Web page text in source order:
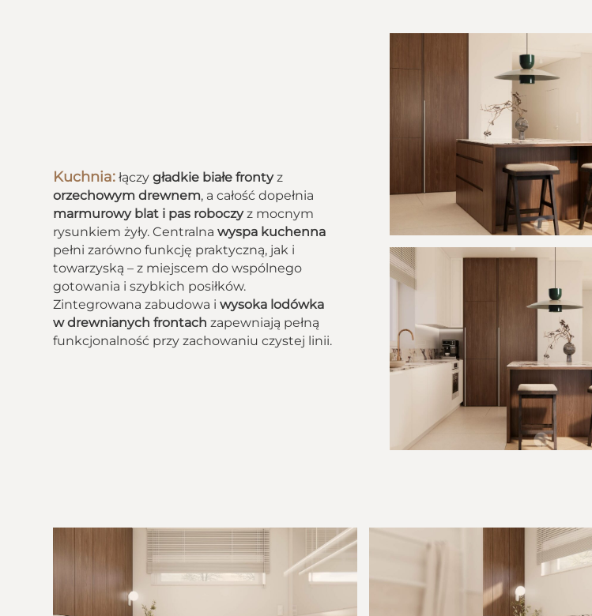
Kuchnia: łączygładkie białe frontyz
orzechowym drewnem, a całość dopełnia
marmurowy blat i pas roboczyz mocnym
rysunkiem żyły. Centralnawyspa kuchenna
pełni zarówno funkcję praktyczną, jak i
towarzyską – z miejscem do wspólnego
gotowania i szybkich posiłków.
Zintegrowana zabudowa iwysoka lodówka
w drewnianych frontach zapewniają pełną
funkcjonalność przy zachowaniu czystej linii.